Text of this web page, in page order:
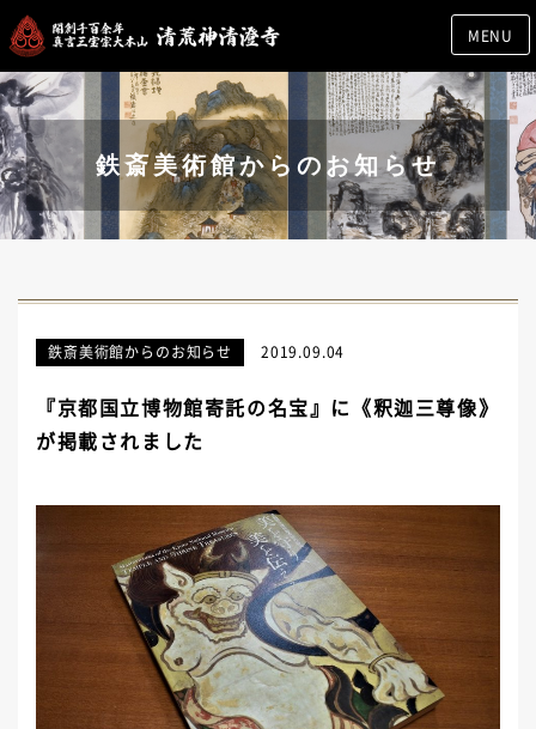
MENU
鉄斎美術館からのお知らせ
鉄斎美術館からのお知らせ 2019.09.04
『京都国立博物館寄託の名宝』に《釈迦三尊像》
が掲載されました